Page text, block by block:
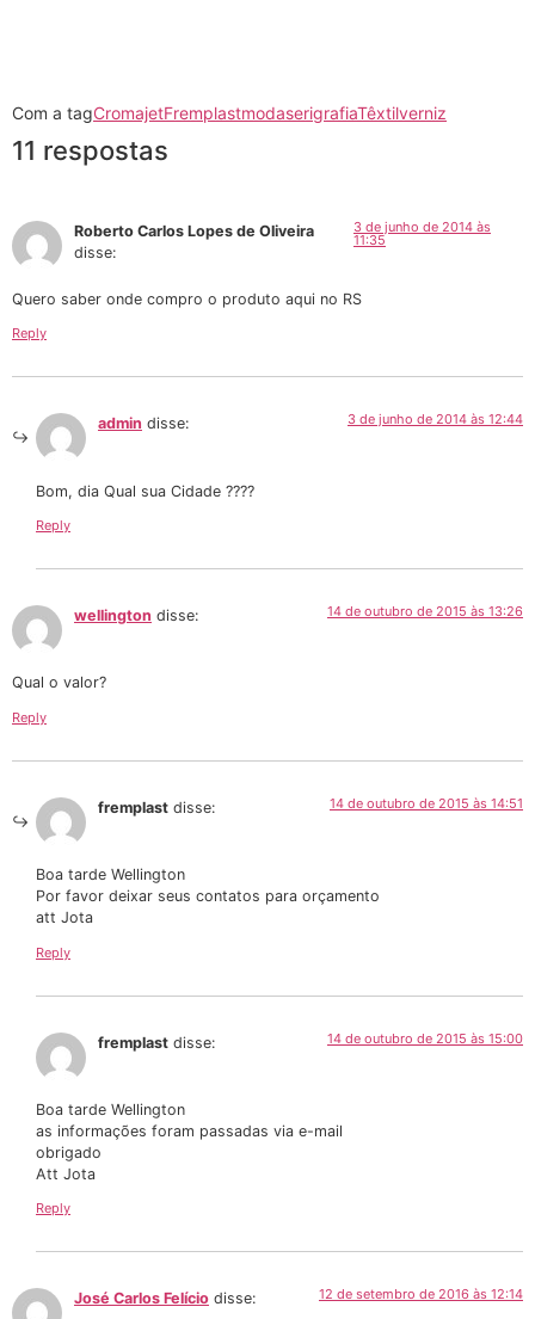
Com a tagCromajetFremplastmodaserigrafiaTêxtilverniz
11 respostas
Roberto Carlos Lopes de Oliveira
disse:
3 de junho de 2014 às
11:35
Quero saber onde compro o produto aqui no RS
Reply
admin disse: 3 de junho de 2014 às 12:44
Bom, dia Qual sua Cidade ????
Reply
wellington disse: 14 de outubro de 2015 às 13:26
Qual o valor?
Reply
fremplast disse: 14 de outubro de 2015 às 14:51
Boa tarde Wellington
Por favor deixar seus contatos para orçamento
att Jota
Reply
fremplast disse: 14 de outubro de 2015 às 15:00
Boa tarde Wellington
as informações foram passadas via e-mail
obrigado
Att Jota
Reply
José Carlos Felício disse: 12 de setembro de 2016 às 12:14